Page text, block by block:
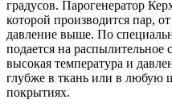
градусов. Парогенератор
которой производится пар,
давление выше. По
подается на распылительное
высокая температура и
глубже в ткань или в любую
покрытиях.